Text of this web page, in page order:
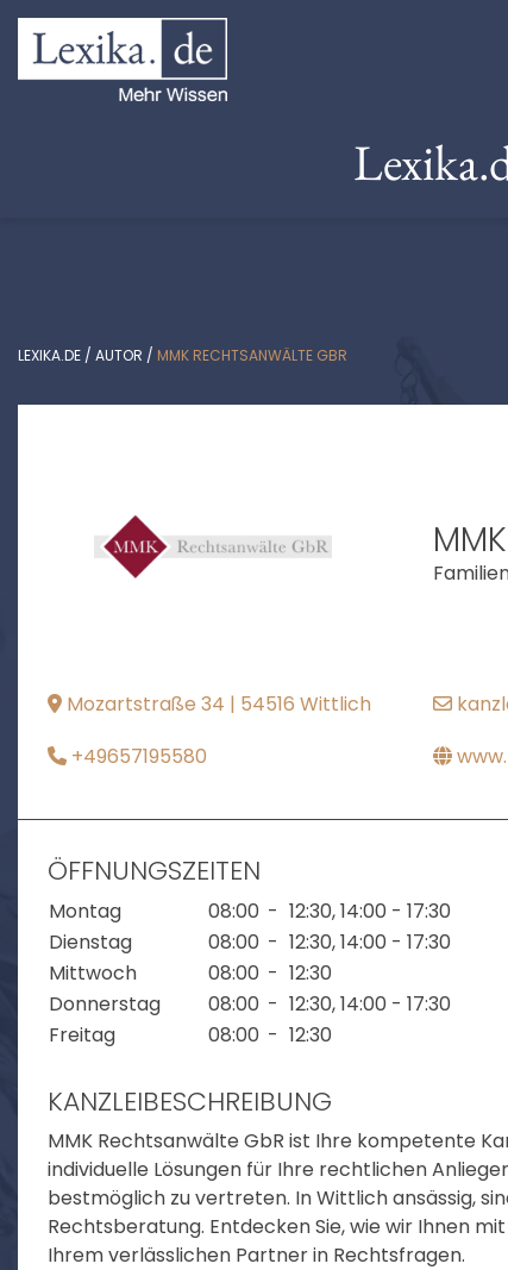
LEXIKA.DE / AUTOR / MMK RECHTSANWÄLTE GBR
Mozartstraße 34 | 54516 Wittlich
+49657195580
ÖFFNUNGSZEITEN
Montag 08:00 - 12:30, 14:00 - 17:30
Dienstag
08:00 - 12:30, 14:00 - 17:30
Mittwoch
08:00 - 12:30
Donnerstag
08:00 - 12:30, 14:00 - 17:30
Freitag
08:00 - 12:30
KANZLEIBESCHREIBUNG
MMK Rechtsanwälte GbR ist Ihre kompetente
individuelle Lösungen für Ihre rechtlichen
bestmöglich zu vertreten. In Wittlich ansässig,
Rechtsberatung. Entdecken Sie, wie wir Ihnen
Ihrem verlässlichen Partner in Rechtsfragen.